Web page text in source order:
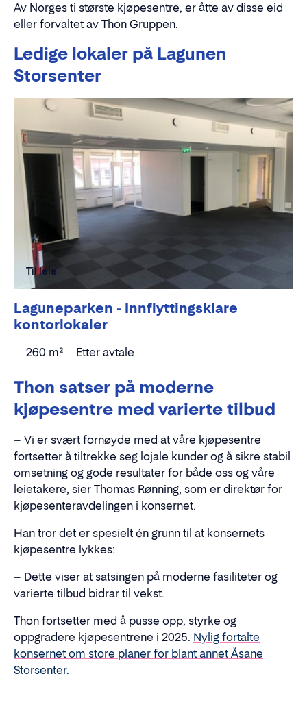
Av Norges ti største kjøpesentre, er åtte av disse eid
eller forvaltet av Thon Gruppen.
Ledige lokaler på Lagunen
Storsenter
Laguneparken - Innflyttingsklare
kontorlokaler
260 m² Etter avtale
Til leie
Thon satser på moderne
kjøpesentre med varierte tilbud
– Vi er svært fornøyde med at våre kjøpesentre
fortsetter å tiltrekke seg lojale kunder og å sikre stabil
omsetning og gode resultater for både oss og våre
leietakere, sier Thomas Rønning, som er direktør for
kjøpesenteravdelingen i konsernet.
Han tror det er spesielt én grunn til at konsernets
kjøpesentre lykkes:
– Dette viser at satsingen på moderne fasiliteter og
varierte tilbud bidrar til vekst.
Thon fortsetter med å pusse opp, styrke og
oppgradere kjøpesentrene i 2025. Nylig fortalte
konsernet om store planer for blant annet Åsane
Storsenter.